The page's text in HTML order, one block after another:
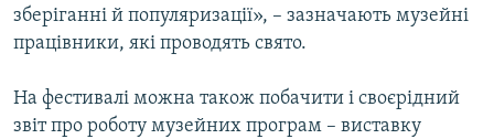
зберіганні й популяризації», – зазначають музейні
працівники, які проводять свято.
На фестивалі можна також побачити і своєрідний
звіт про роботу музейних програм – виставку